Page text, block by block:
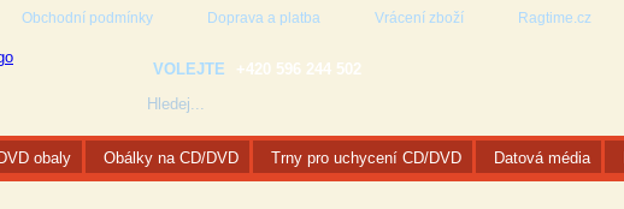
Obchodní podmínky Doprava a platba Vrácení zboží Ragtime.cz
VOLEJTE +420 596 244 502
DVD obaly Obálky na CD/DVD Trny pro uchycení CD/DVD Datová média